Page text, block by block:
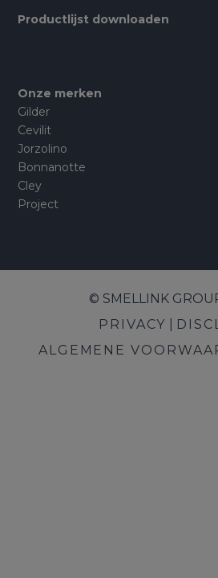
Productlijst downloaden
Onze merken
Gilder
Cevilit
Jorzolino
Bonnanotte
Cley
Project
© SMELLINK
PRIVACY
ALGEMENE